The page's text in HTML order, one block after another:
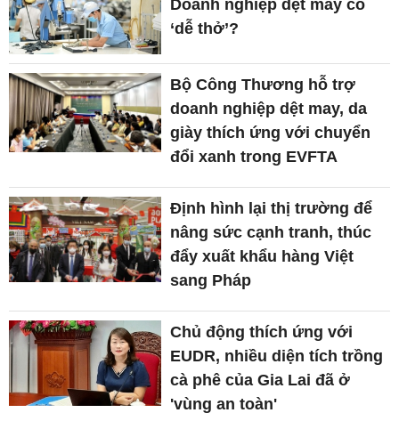
Doanh nghiệp dệt may có
‘dễ thở’?
Bộ Công Thương hỗ trợ
doanh nghiệp dệt may, da
giày thích ứng với chuyển
đổi xanh trong EVFTA
Định hình lại thị trường để
nâng sức cạnh tranh, thúc
đẩy xuất khẩu hàng Việt
sang Pháp
Chủ động thích ứng với
EUDR, nhiều diện tích trồng
cà phê của Gia Lai đã ở
'vùng an toàn'